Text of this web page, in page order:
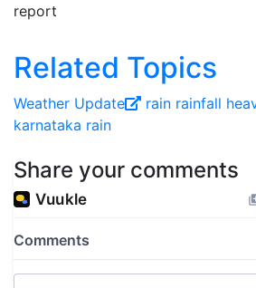
report
Related Topics
Weather Update rain rainfall
karnataka rain
Share your comments